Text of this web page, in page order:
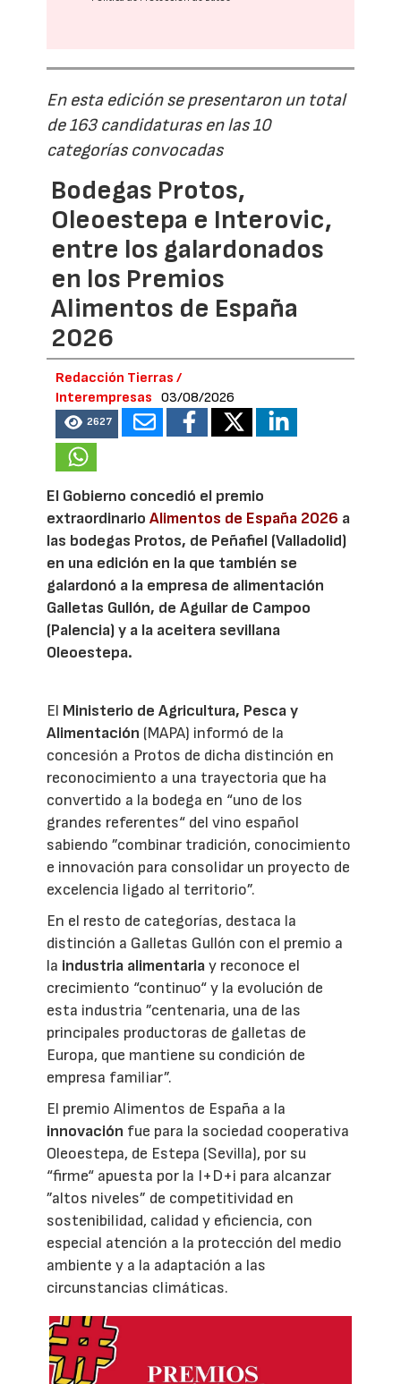
En esta edición se presentaron un total
de 163 candidaturas en las 10
categorías convocadas
Bodegas Protos,
Oleoestepa e Interovic,
entre los galardonados
en los Premios
Alimentos de España
2026
Redacción Tierras /
Interempresas
03/08/2026
2627
El Gobierno concedió el premio
extraordinarioAlimentos de España 2026 a
las bodegas Protos, de Peñafiel (Valladolid)
en una edición en la que también se
galardonó a la empresa de alimentación
Galletas Gullón, de Aguilar de Campoo
(Palencia) y a la aceitera sevillana
Oleoestepa.
El Ministerio de Agricultura, Pesca y
Alimentación (MAPA) informó de la
concesión a Protos de dicha distinción en
reconocimiento a una trayectoria que ha
convertido a la bodega en “uno de los
grandes referentes“ del vino español
sabiendo ”combinar tradición, conocimiento
e innovación para consolidar un proyecto de
excelencia ligado al territorio”.
En el resto de categorías, destaca la
distinción a Galletas Gullón con el premio a
la industria alimentariay reconoce el
crecimiento “continuo“ y la evolución de
esta industria ”centenaria, una de las
principales productoras de galletas de
Europa, que mantiene su condición de
empresa familiar”.
El premio Alimentos de España a la
innovación fue para la sociedad cooperativa
Oleoestepa, de Estepa (Sevilla), por su
“firme“ apuesta por la I+D+i para alcanzar
”altos niveles” de competitividad en
sostenibilidad, calidad y eficiencia, con
especial atención a la protección del medio
ambiente y a la adaptación a las
circunstancias climáticas.